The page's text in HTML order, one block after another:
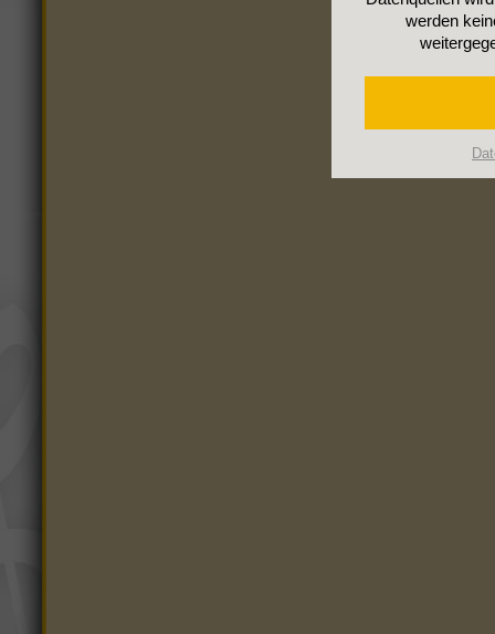
werden